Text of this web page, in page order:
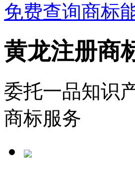
免费查询商标
黄龙注册商
委托一品知识
商标服务